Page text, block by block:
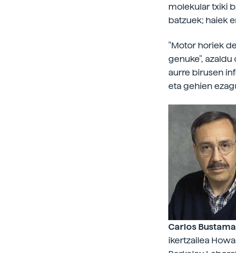
molekular txiki
batzuek; haiek
"Motor horiek
genuke", azaldu
aurre birusen
eta gehien
Carlos
ikertzailea